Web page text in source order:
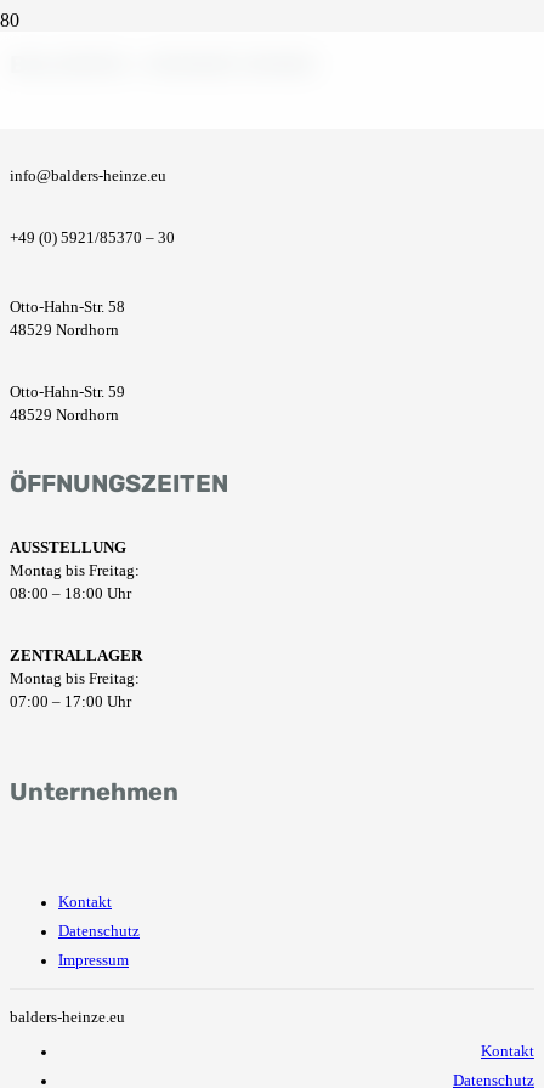
info@balders-heinze.eu
+49 (0) 5921/85370 – 30
Otto-Hahn-Str. 58
48529 Nordhorn
Otto-Hahn-Str. 59
48529 Nordhorn
ÖFFNUNGSZEITEN
AUSSTELLUNG
Montag bis Freitag:
08:00 – 18:00 Uhr
ZENTRALLAGER
Montag bis Freitag:
07:00 – 17:00 Uhr
Unternehmen
Kontakt
Datenschutz
Impressum
balders-heinze.eu
Kontakt
Datenschutz